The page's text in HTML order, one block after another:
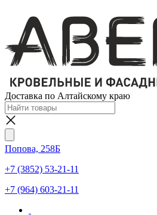
Доставка по Алтайскому краю
Попова, 258Б
+7 (3852) 53-21-11
+7 (964) 603-21-11